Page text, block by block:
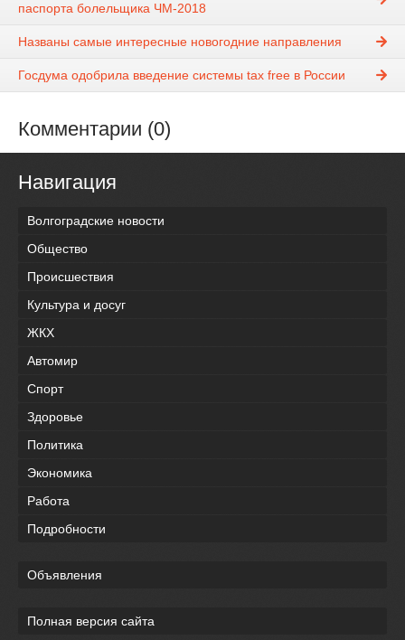
паспорта болельщика ЧМ-2018
Названы самые интересные новогодние направления
Госдума одобрила введение системы tax free в России
Комментарии (0)
Навигация
Волгоградские новости
Общество
Происшествия
Культура и досуг
ЖКХ
Автомир
Спорт
Здоровье
Политика
Экономика
Работа
Подробности
Объявления
Полная версия сайта